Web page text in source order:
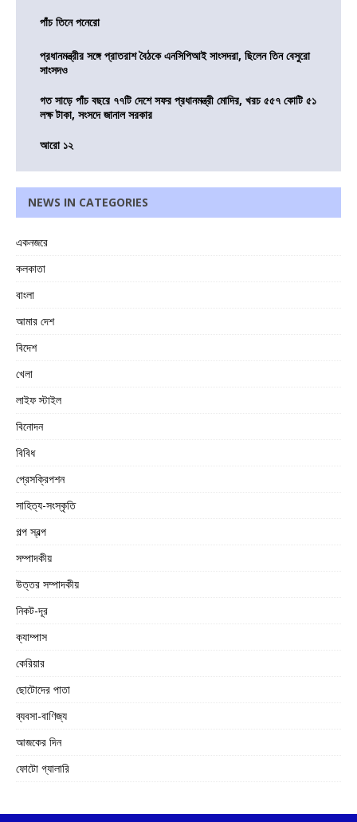
পাঁচ তিনে পনেরো
প্রধানমন্ত্রীর সঙ্গে প্রাতরাশ বৈঠকে এনসিপিআই সাংসদরা, ছিলেন তিন বেসুরো
সাংসদও
গত সাড়ে পাঁচ বছরে ৭৭টি দেশে সফর প্রধানমন্ত্রী মোদির, খরচ ৫৫৭ কোটি ৫১
লক্ষ টাকা, সংসদে জানাল সরকার
আরো ১২
NEWS IN CATEGORIES
একনজরে
কলকাতা
বাংলা
আমার দেশ
বিদেশ
খেলা
লাইফ স্টাইল
বিনোদন
বিবিধ
প্রেসক্রিপশন
সাহিত্য-সংস্কৃতি
গল্প স্বল্প
সম্পাদকীয়
উত্তর সম্পাদকীয়
নিকট-দূর
ক্যাম্পাস
কেরিয়ার
ছোটোদের পাতা
ব্যবসা-বাণিজ্য
আজকের দিন
ফোটো গ্যালারি